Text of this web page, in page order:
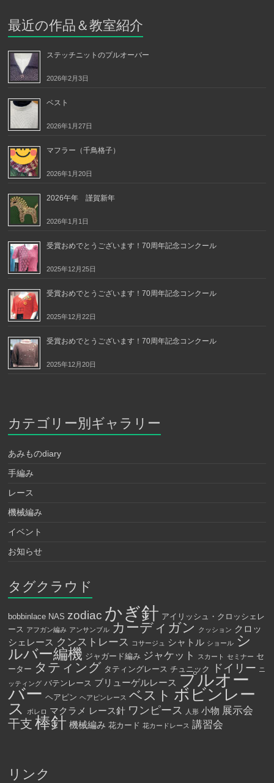
最近の作品＆教室紹介
ステッチニットのプルオーバー
2026年2月3日
ベスト
2026年1月27日
マフラー（千鳥格子）
2026年1月20日
2026午年 謹賀新年
2026年1月1日
受賞おめでとうございます！70周年記念コンクール
2025年12月25日
受賞おめでとうございます！70周年記念コンクール
2025年12月22日
受賞おめでとうございます！70周年記念コンクール
2025年12月20日
カテゴリー別ギャラリー
あみものdiary
手編み
レース
機械編み
イベント
お知らせ
タグクラウド
bobbinlace NAS zodiac かぎ針 アイリッシュ・クロッシェレ
ース アフガン編み アンサンブル カーディガン クッション クロッ
シェレース クンストレース コサージュ シャトル ショール シ
ルバー編機 ジャガード編み ジャケット スカート セミナー セ
ーター タティング タティングレース チュニック ドイリー ニ
ッティング バテンレース ブリューゲルレース プルオー
バー ヘアピン ヘアピンレース ベスト ボビンレー
ス ボレロ マクラメ レース針 ワンピース 人形 小物 展示会
干支 棒針 機械編み 花カード 花カードレース 講習会
リンク